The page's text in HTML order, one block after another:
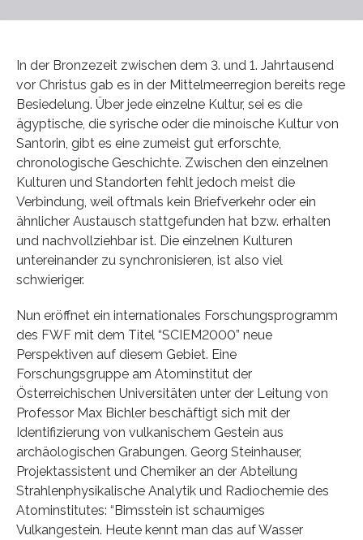
In der Bronzezeit zwischen dem 3. und 1. Jahrtausend
vor Christus gab es in der Mittelmeerregion bereits rege
Besiedelung. Über jede einzelne Kultur, sei es die
ägyptische, die syrische oder die minoische Kultur von
Santorin, gibt es eine zumeist gut erforschte,
chronologische Geschichte. Zwischen den einzelnen
Kulturen und Standorten fehlt jedoch meist die
Verbindung, weil oftmals kein Briefverkehr oder ein
ähnlicher Austausch stattgefunden hat bzw. erhalten
und nachvollziehbar ist. Die einzelnen Kulturen
untereinander zu synchronisieren, ist also viel
schwieriger.
Nun eröffnet ein internationales Forschungsprogramm
des FWF mit dem Titel “SCIEM2000” neue
Perspektiven auf diesem Gebiet. Eine
Forschungsgruppe am Atominstitut der
Österreichischen Universitäten unter der Leitung von
Professor Max Bichler beschäftigt sich mit der
Identifizierung von vulkanischem Gestein aus
archäologischen Grabungen. Georg Steinhauser,
Projektassistent und Chemiker an der Abteilung
Strahlenphysikalische Analytik und Radiochemie des
Atominstitutes: “Bimsstein ist schaumiges
Vulkangestein. Heute kennt man das auf Wasser